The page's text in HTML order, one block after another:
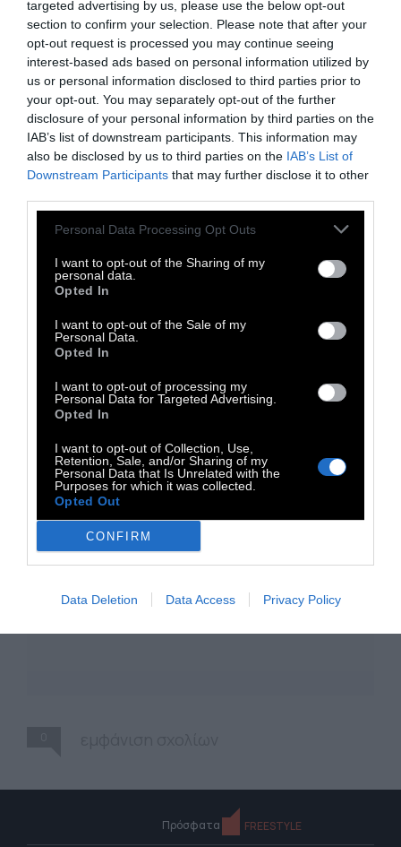
targeted advertising by us, please use the below opt-out
section to confirm your selection. Please note that after your
opt-out request is processed you may continue seeing
interest-based ads based on personal information utilized by
us or personal information disclosed to third parties prior to
your opt-out. You may separately opt-out of the further
disclosure of your personal information by third parties on the
IAB’s list of downstream participants. This information may
also be disclosed by us to third parties on the IAB’s List of
Downstream Participants that may further disclose it to other
Personal Data Processing Opt Outs
I want to opt-out of the Sharing of my
personal data.
Opted In
I want to opt-out of the Sale of my
Personal Data.
Opted In
I want to opt-out of processing my
Personal Data for Targeted Advertising.
Opted In
I want to opt-out of Collection, Use,
Retention, Sale, and/or Sharing of my
Personal Data that Is Unrelated with the
Purposes for which it was collected.
Opted Out
CONFIRM
Data Deletion Data Access Privacy Policy
Ο Κώστας είναι dj στην Ουάσιγκτον. Παίζει στα
πιο έμπειρα clubs της πόλης τα τελευταία 20
χρόνια. Το πιο πρόσφατό του residency ήταν
στο Lizard Lounge, ενώ ήταν resident στο Red
Night Club και στο 18th Street Lounge που
ίδρυσαν οι Thievery Corporation. Μπορείτε να
εδώ. Ο Κώστας συμμετέχει σαν curator στο
TAGS:
Μουσική Electronica Indie Dc Kostas
Radiodoc.gr
Podcast
Πρόσφατα FREESTYLE